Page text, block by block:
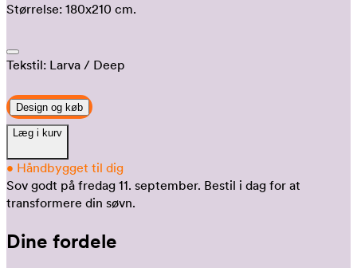
Størrelse: 180x210 cm.
Tekstil: Larva / Deep
Design og køb
Læg i kurv
• Håndbygget til dig
Sov godt på fredag 11. september. Bestil i dag for at
transformere din søvn.
Dine fordele